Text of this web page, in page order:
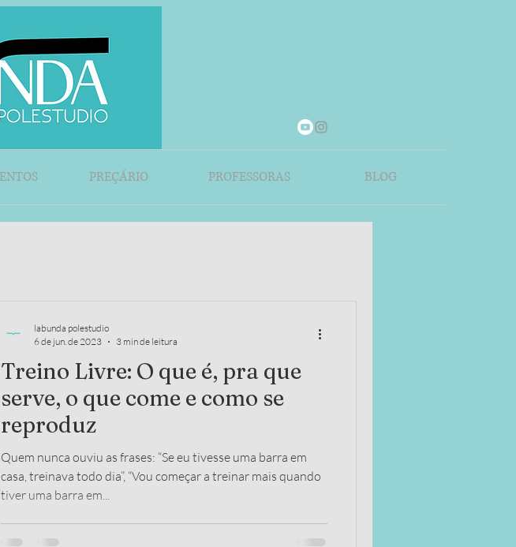
PREÇÁRIO PROFESSORAS BLOG
Treino Livre: O que é, pra que
serve, o que come e como se
reproduz
Quem nunca ouviu as frases: “Se eu tivesse uma barra em
casa, treinava todo dia”, “Vou começar a treinar mais quando
tiver uma barra em...
labunda polestudio
6 de jun. de 2023
3 min de leitura